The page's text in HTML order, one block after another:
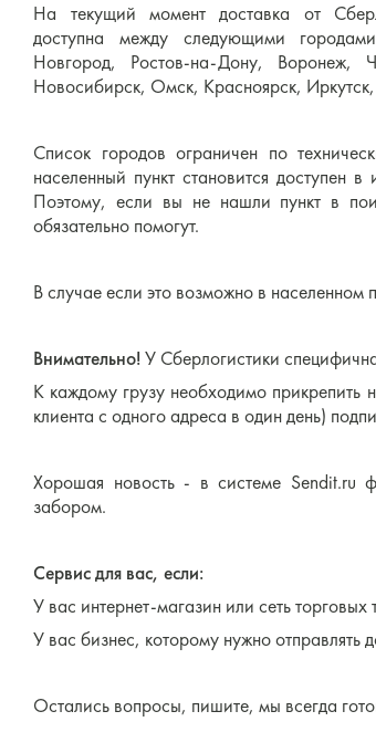
На текущий момент доставка от
доступна между следующими
Новгород, Ростов-на-Дону, Воронеж,
Новосибирск, Омск, Красноярск,
Список городов ограничен по
населенный пункт становится доступен
Поэтому, если вы не нашли пункт в
обязательно помогут.
В случае если это возможно в
Внимательно!У Сберлогистики
К каждому грузу необходимо прикрепить
клиента с одного адреса в один день)
Хорошая новость - в системе Sendit.ru
забором.
Сервис для вас, если:
У вас интернет-магазин или сеть торговых
У вас бизнес, которому нужно отправлять
Остались вопросы, пишите, мы всегда